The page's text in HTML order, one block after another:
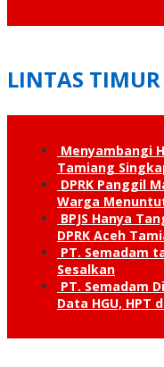
LINTAS TIMUR
Menyambangi
Tamiang
DPRK Panggil
Warga
BPJS Hanya
DPRK Aceh
PT. Semadam
Sesalkan
PT. Semadam
Data HGU, HPT